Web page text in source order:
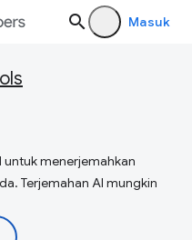
Masuk
menerjemahkan
Terjemahan AI mungkin